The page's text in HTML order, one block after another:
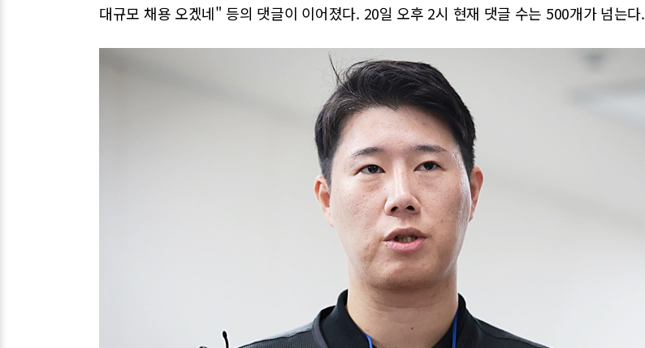
대규모 채용 오겠네" 등의 댓글이 이어졌다. 20일 오후 2시 현재 댓글 수는 500개가 넘는다.